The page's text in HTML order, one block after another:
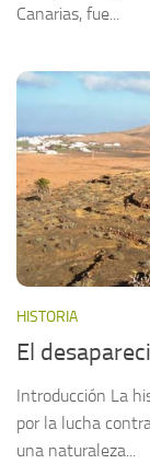
Canarias, fue...
HISTORIA
El
Introducción La
por la lucha
una naturaleza...